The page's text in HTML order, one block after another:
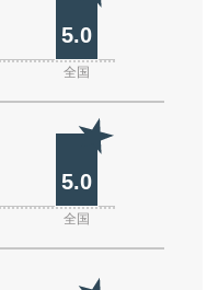
5.0
全国
5.0
全国